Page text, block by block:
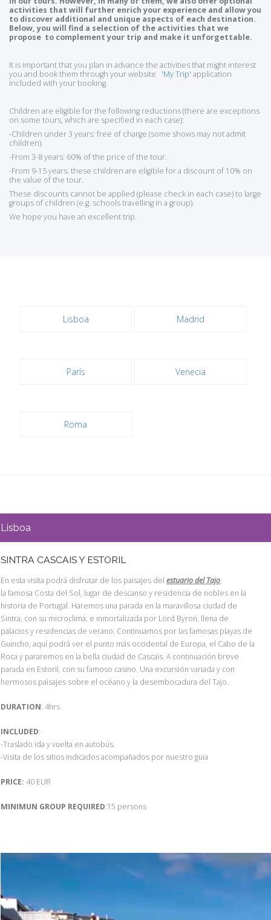
activities that will further enrich your experience and allow you
to discover additional and unique aspects of each destination.
Below, you will find a selection of the activities that we
propose to complement your trip and make it unforgettable.
It is important that you plan in advance the activities that might interest
you and book them through your website 'My Trip' application
included with your booking.
Children are eligible for the following reductions (there are exceptions
on some tours, which are specified in each case):
-Children under 3 years: free of charge (some shows may not admit
children).
-From 3-8 years: 60% of the price of the tour.
-From 9-15 years: these children are eligible for a discount of 10% on
the value of the tour.
These discounts cannot be applied (please check in each case) to large
groups of children (e.g. schools travelling in a group).
We hope you have an excellent trip.
Lisboa Madrid
París Venecia
Roma
Lisboa
SINTRA CASCAIS Y ESTORIL
En esta visita podrá disfrutar de los paisajes del estuario del Tajo,
la famosa Costa del Sol, lugar de descanso y residencia de nobles en la
historia de Portugal. Haremos una parada en la maravillosa ciudad de
Sintra, con su microclima, e inmortalizada por Lord Byron, llena de
palacios y residencias de verano. Continuamos por las famosas playas de
Guincho, aquí podrá ver el punto más occidental de Europa, el Cabo de la
Roca y pararemos en la bella ciudad de Cascais. A continuación breve
parada en Estoril, con su famoso casino. Una excursión variada y con
hermosos paisajes sobre el océano y la desembocadura del Tajo.
DURATION: 4hrs
INCLUDED:
-Traslado ida y vuelta en autobús.
-Visita de los sitios indicados acompañados por nuestro guia
PRICE: 40 EUR
MINIMUN GROUP REQUIRED:15 persons